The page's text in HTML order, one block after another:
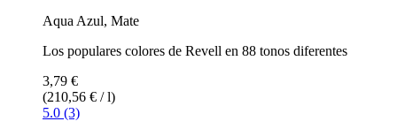
Aqua Azul, Mate
Los populares colores de Revell en 88 tonos diferentes
3,79 €
(210,56 € / l)
5.0 (3)